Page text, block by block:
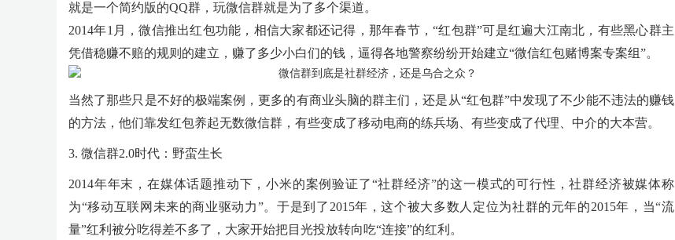
就是一个简约版的QQ群，玩微信群就是为了多个渠道。
2014年1月，微信推出红包功能，相信大家都还记得，那年春节，“红包群”可是红遍大江南北，有些黑心群主
凭借稳赚不赔的规则的建立，赚了多少小白们的钱，逼得各地警察纷纷开始建立“微信红包赌博案专案组”。
当然了那些只是不好的极端案例，更多的有商业头脑的群主们，还是从“红包群”中发现了不少能不违法的赚钱
的方法，他们靠发红包养起无数微信群，有些变成了移动电商的练兵场、有些变成了代理、中介的大本营。
3. 微信群2.0时代：野蛮生长
2014年年末，在媒体话题推动下，小米的案例验证了“社群经济”的这一模式的可行性，社群经济被媒体称
为“移动互联网未来的商业驱动力”。于是到了2015年，这个被大多数人定位为社群的元年的2015年，当“流
量”红利被分吃得差不多了，大家开始把目光投放转向吃“连接”的红利。